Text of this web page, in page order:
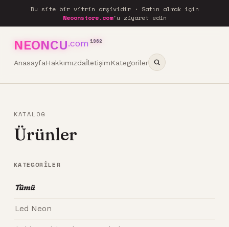
Bu site bir vitrin arşividir · Satın almak için
Neoonstore.com'u ziyaret edin
NEONCU.com 1962
AnasayfaHakkımızdaİletişimKategoriler
KATALOG
Ürünler
KATEGORILER
Tümü
Led Neon